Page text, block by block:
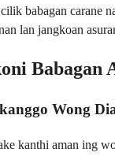
babagan carane
lan jangkoan
Babagan
Wong
kanthi aman ing